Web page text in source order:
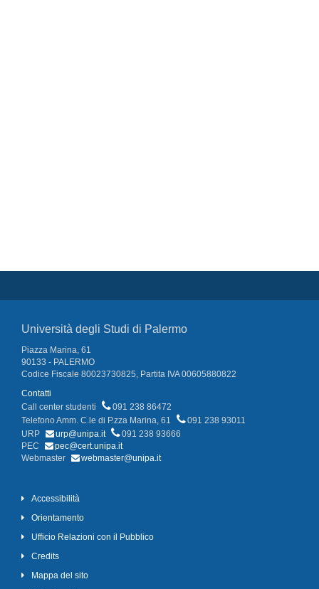
Università degli Studi di Palermo
Piazza Marina, 61
90133 - PALERMO
Codice Fiscale 80023730825, Partita IVA 00605880822
Contatti
Call center studenti
091 238 86472
Telefono Amm. C.le di P.zza Marina, 61
091 238 93011
URP
urp@unipa.it
091 238 93666
PEC
pec@cert.unipa.it
Webmaster
webmaster@unipa.it
Accessibilità
Orientamento
Ufficio Relazioni con il Pubblico
Credits
Mappa del sito